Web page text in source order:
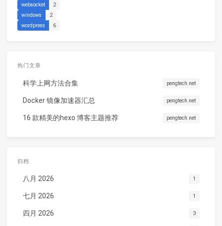
websocket
2
windows
2
wordpress
6
热门文章
科学上网方法合集 pengtech.net
Docker 镜像加速器汇总 pengtech.net
16 款精美的hexo 博客主题推荐 pengtech.net
归档
八月 2026 1
七月 2026 1
四月 2026 3